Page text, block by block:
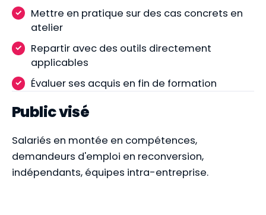
Mettre en pratique sur des cas concrets en
atelier
Repartir avec des outils directement
applicables
Évaluer ses acquis en fin de formation
Public visé
Salariés en montée en compétences,
demandeurs d'emploi en reconversion,
indépendants, équipes intra-entreprise.